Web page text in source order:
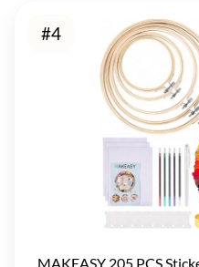
#4
MAKEASY 205 PCS